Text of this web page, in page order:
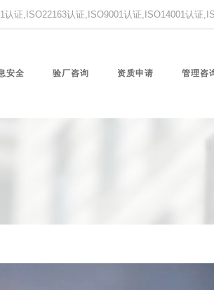
证,ISO22163认证,ISO9001认证,ISO14001认证
安全 验厂咨询 资质申请 管理咨